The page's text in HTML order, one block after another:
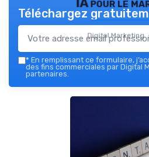
Digital Marketing
Téléchargez
* En remplissant ce formulaire,
des fins commerciales par Digital
partenaires.